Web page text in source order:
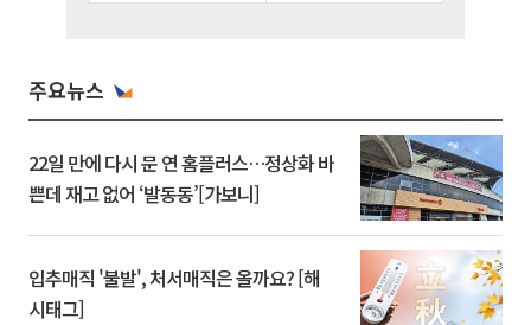
주요뉴스
22일 만에 다시 문 연 홈플러스…정상화 바
쁜데 재고 없어 ‘발동동’[가보니]
입추매직 '불발', 처서매직은 올까요? [해
시태그]